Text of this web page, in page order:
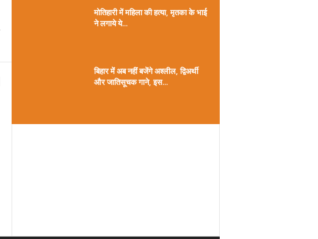
मोतिहारी में महिला की हत्या, मृतका के भाई
ने लगाये ये...
बिहार में अब नहीं बजेंगे अश्लील, द्विअर्थी
और जातिसूचक गाने, इस...